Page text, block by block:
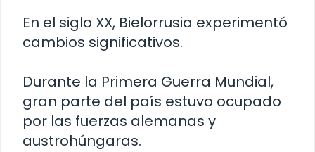
En el siglo XX, Bielorrusia experimentó
cambios significativos.
Durante la Primera Guerra Mundial,
gran parte del país estuvo ocupado
por las fuerzas alemanas y
austrohúngaras.